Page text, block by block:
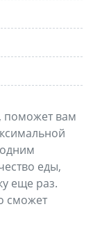
поможет вам
еды,
еще раз.
сможет